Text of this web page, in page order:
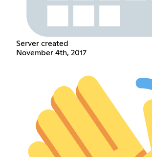
Server created
November 4th, 2017